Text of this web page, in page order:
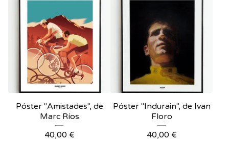
Póster "Amistades", de
Marc Ríos
40,00 €
Póster "Indurain", de Ivan
Floro
40,00 €